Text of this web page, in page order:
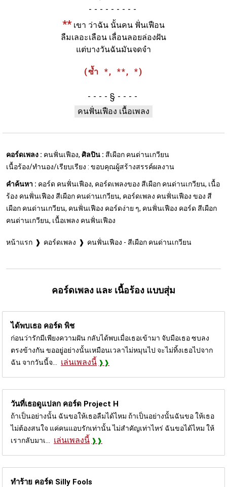
-
** เขา ว่าฉัน นั้นคน ฟั่นเฟือน
ลืมเลอะเลือน เลื่อนลอยล่องฝัน
แต่บางวันฉันมันจดจำ
(ซ้ำ *, **, *)
§
คนฟั่นเฟือง เนื้อเพลง
คอร์ดเพลง : คนฟั่นเฟือง, ศิลปิน : สีเผือก คนด่านเกวียน
เนื้อร้อง/ทำนอง/เรียบเรียง : ขอบคุณผู้สร้างสรรค์ผลงาน
คำค้นหา : คอร์ด คนฟั่นเฟือง, คอร์ดเพลงของ สีเผือก คนด่านเกวียน, เนื้อ
ร้อง คนฟั่นเฟือง สีเผือก คนด่านเกวียน, คอร์ดเพลง คนฟั่นเฟือง ของ สี
เผือก คนด่านเกวียน, คนฟั่นเฟือง คอร์ดง่าย ๆ, คนฟั่นเฟือง คอร์ด สีเผือก
คนด่านเกวียน, เนื้อเพลง คนฟั่นเฟือง
หน้าแรก คอร์ดเพลง คนฟั่นเฟือง - สีเผือก คนด่านเกวียน
คอร์ดเพลง และ เนื้อร้อง แบบสุ่ม
ได้พบเธอ คอร์ด พิช
ก่อนว่ารักมีเพียงความฝัน กลับได้พบเมื่อเธอเข้ามา จับมือเธอ ซบลง
ตรงข้างกัน ขออยู่อย่างนั้นเหมือนเวลาไม่หมุนไป จะไม่ทิ้งเธอไปจาก
ฉัน จากวันนี้จ...
เล่นเพลงนี้
วันที่เธอดูแปลก คอร์ด Project H
ถ้าเป็นอย่างนั้น ฉันขอให้เธอลืมได้ไหม ถ้าเป็นอย่างนั้นฉันขอ ให้เธอ
ไม่ต้องสนใจ แค่คนแอบรักเท่านั้น ไม่สำคัญเท่าไหร่ ฉันขอได้ไหม ให้
เรากลับมาเ...
เล่นเพลงนี้
ทำร้าย คอร์ด Silly Fools